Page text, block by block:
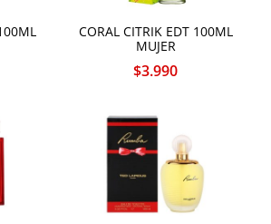
CORAL CITRIK EDT 100ML
MUJER
$3.990